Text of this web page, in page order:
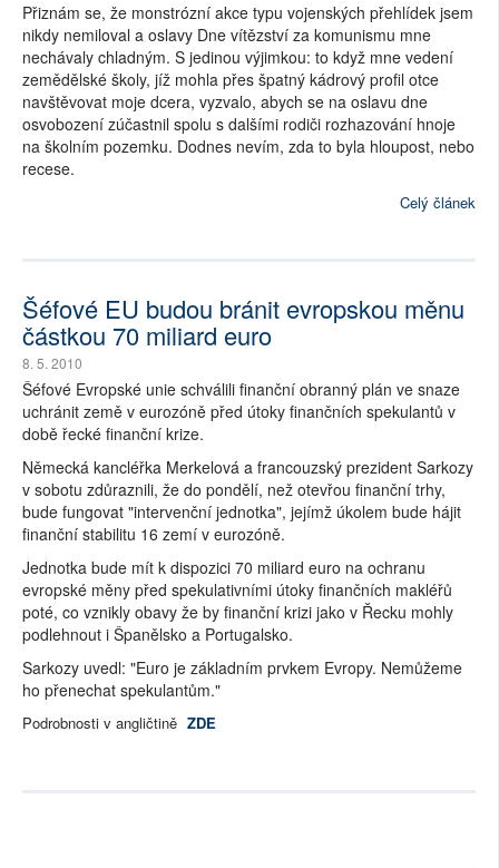
Přiznám se, že monstrózní akce typu vojenských přehlídek jsem
nikdy nemiloval a oslavy Dne vítězství za komunismu mne
nechávaly chladným. S jedinou výjimkou: to když mne vedení
zemědělské školy, jíž mohla přes špatný kádrový profil otce
navštěvovat moje dcera, vyzvalo, abych se na oslavu dne
osvobození zúčastnil spolu s dalšími rodiči rozhazování hnoje
na školním pozemku. Dodnes nevím, zda to byla hloupost, nebo
recese.
Celý článek
Šéfové EU budou bránit evropskou měnu
částkou 70 miliard euro
8. 5. 2010
Šéfové Evropské unie schválili finanční obranný plán ve snaze
uchránit země v eurozóně před útoky finančních spekulantů v
době řecké finanční krize.
Německá kancléřka Merkelová a francouzský prezident Sarkozy
v sobotu zdůraznili, že do pondělí, než otevřou finanční trhy,
bude fungovat "intervenční jednotka", jejímž úkolem bude hájit
finanční stabilitu 16 zemí v eurozóně.
Jednotka bude mít k dispozici 70 miliard euro na ochranu
evropské měny před spekulativními útoky finančních makléřů
poté, co vznikly obavy že by finanční krizi jako v Řecku mohly
podlehnout i Španělsko a Portugalsko.
Sarkozy uvedl: "Euro je základním prvkem Evropy. Nemůžeme
ho přenechat spekulantům."
Podrobnosti v angličtině ZDE